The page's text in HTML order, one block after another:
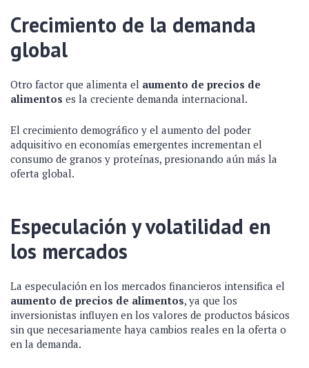
Crecimiento de la demanda
global
Otro factor que alimenta el aumento de precios de
alimentos es la creciente demanda internacional.
El crecimiento demográfico y el aumento del poder
adquisitivo en economías emergentes incrementan el
consumo de granos y proteínas, presionando aún más la
oferta global.
Especulación y volatilidad en
los mercados
La especulación en los mercados financieros intensifica el
aumento de precios de alimentos, ya que los
inversionistas influyen en los valores de productos básicos
sin que necesariamente haya cambios reales en la oferta o
en la demanda.